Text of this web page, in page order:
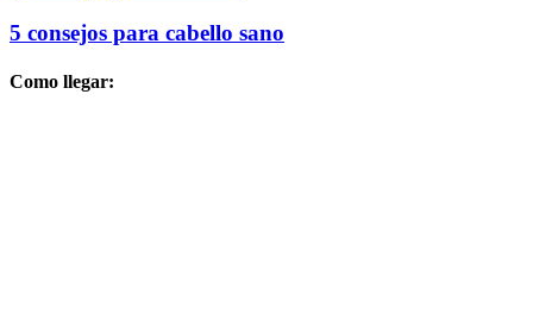
5 consejos para cabello sano
Como llegar: